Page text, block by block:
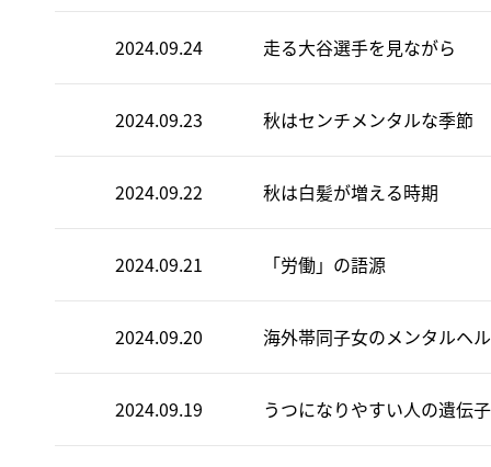
2024.09.24 走る大谷選手を見ながら
2024.09.23 秋はセンチメンタルな季節
2024.09.22 秋は白髪が増える時期
2024.09.21 「労働」の語源
2024.09.20 海外帯同子女のメンタルヘ
2024.09.19 うつになりやすい人の遺伝子